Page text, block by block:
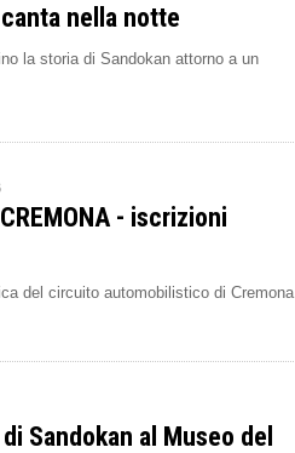
nella notte
la storia di Sandokan attorno a un
- iscrizioni
del circuito automobilistico di Cremona
Sandokan al Museo del